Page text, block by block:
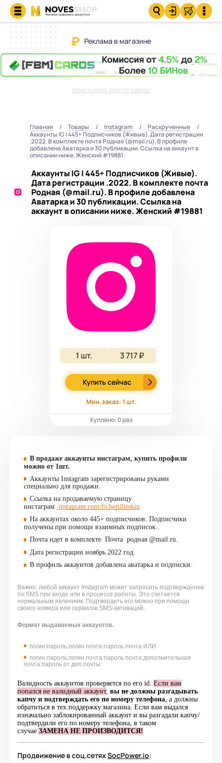
Реклама в магазине
Хочу купить место здесь!
Главная Товары Instagram
Раскрученные
Аккаунты IG | 445+ Подписчиков (Живые). Дата регистрации
.2022. В комплекте почта Родная (@mail.ru). В профиле
добавлена Аватарка и 30 публикации. Ссылка на аккаунт в
описании ниже. Женский #19881
Аккаунты IG | 445+ Подписчиков (Живые).
Дата регистрации .2022. В комплекте почта
Родная (@mail.ru). В профиле добавлена
Аватарка и 30 публикации. Ссылка на
аккаунт в описании ниже. Женский #19881
1 шт. 3 717 ₽
Купить сейчас
Мин.заказ: 1 шт.
Куплено: 0 раз
В продаже аккаунты инстаграм, купить профили
можно от 1шт.
Аккаунты Instagram зарегистрированы руками
специально для продажи.
Ссылка на продаваемую страницу
инстаграм instagram.com/fichejtilimkin
На аккаунтах около 445+ подписчиков. Подписчики
получены при помощи взаимных подписок..
Почта идет в комплекте. Почта родная @mail.ru.
Дата регистрации ноябрь 2022 год.
В профиль аккаунтов добавлена аватарка и подписки.
Важно: любой аккаунт Instagram может запросить подтверждение
по SMS при входе или в процессе работы. Это считается
нормальным явлением. Подтвердить его можно при помощи
своего номера или сервисов SMS-активаций.
Формат выдаваемых аккаунтов.
логин:пароль:логин почта:пароль почта ИЛИ
логин:пароль:логин почта:пароль почта:дополнительная
почта:пароль от доп.почты
Валидность аккаунтов проверяется по его id. Если вам
попался не валидный аккаунт, вы не должны разгадывать
капчу и подтверждать его по номеру телефона, а должны
обратиться в тех.поддержку магазина. Если вам выдался
изначально заблокированный аккаунт и вы разгадали капчу/
подтвердили его по номеру телефона, в таком
случае ЗАМЕНА НЕ ПРОИЗВОДИТСЯ!
Продвижение в соц.сетяхSocPower.io: